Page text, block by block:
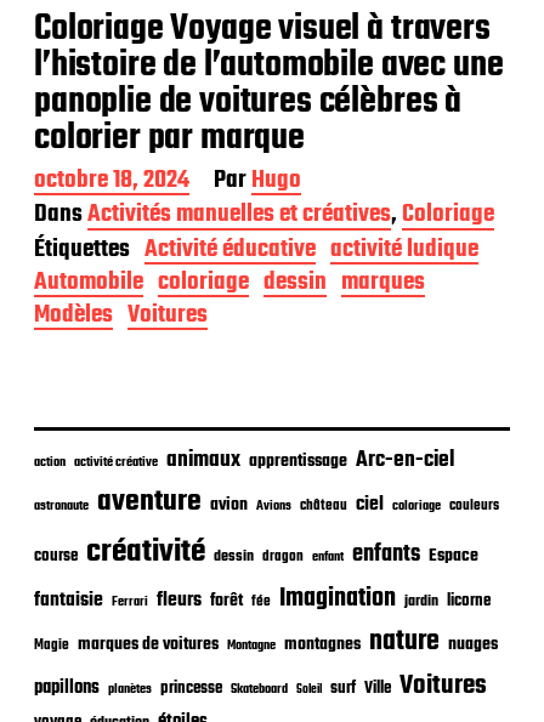
Coloriage Voyage visuel à travers
l’histoire de l’automobile avec une
panoplie de voitures célèbres à
colorier par marque
D
a
t
e
d
e
p
i
a
t
i
o
n
octobre 18, 2024 ParHugo
DansActivités manuelles et créatives,Coloriage
Étiquettes Activité éducative activité ludique
Automobile coloriage dessin marques
Modèles Voitures
action activité créative animaux apprentissage Arc-en-ciel
astronaute aventure avion Avions château ciel coloriage couleurs
course créativité dessin dragon enfant enfants Espace
fantaisie Ferrari fleurs forêt fée Imagination jardin licorne
Magie marques de voitures Montagne montagnes nature nuages
papillons planètes princesse Skateboard Soleil surf Ville Voitures